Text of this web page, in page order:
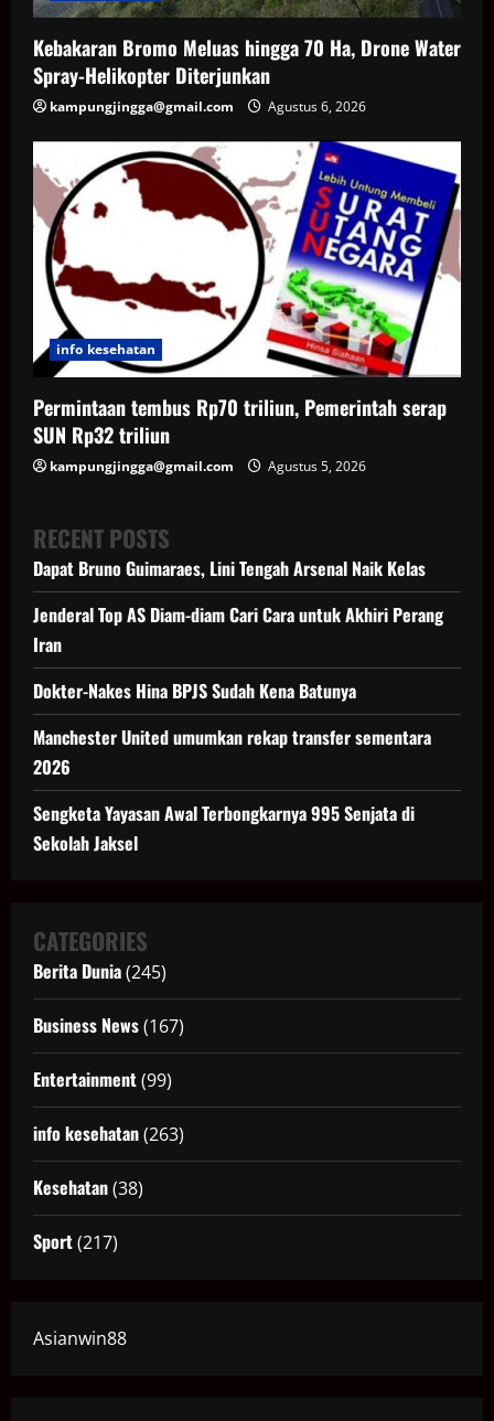
Kebakaran Bromo Meluas hingga 70 Ha, Drone Water
Spray-Helikopter Diterjunkan
kampungjingga@gmail.com Agustus 6, 2026
info kesehatan
Permintaan tembus Rp70 triliun, Pemerintah serap
SUN Rp32 triliun
kampungjingga@gmail.com Agustus 5, 2026
RECENT POSTS
Dapat Bruno Guimaraes, Lini Tengah Arsenal Naik Kelas
Jenderal Top AS Diam-diam Cari Cara untuk Akhiri Perang
Iran
Dokter-Nakes Hina BPJS Sudah Kena Batunya
Manchester United umumkan rekap transfer sementara
2026
Sengketa Yayasan Awal Terbongkarnya 995 Senjata di
Sekolah Jaksel
CATEGORIES
Berita Dunia(245)
Business News(167)
Entertainment(99)
info kesehatan(263)
Kesehatan(38)
Sport(217)
Asianwin88